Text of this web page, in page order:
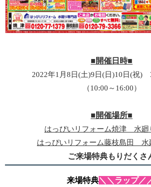
■開催日時■
2022年1月8日(土)9日(日)10日(祝)
（10:00～16:00）
■開催場所■
はっぴいリフォーム焼津 水廻
はっぴいリフォーム藤枝島田 水
ご来場特典もりだくさ
来場特典＼＼ラップ／